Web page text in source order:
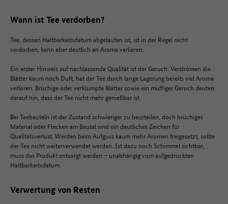
Wann ist Tee verdorben?
Tee, dessen Haltbarkeitsdatum abgelaufen ist, ist in der Regel nicht
verdorben, kann aber deutlich an Aroma verlieren.
Ein erster Hinweis auf nachlassende Qualität ist der Geruch: Verströmen die
Blätter kaum noch Duft, hat der Tee durch lange Lagerung bereits viel Aroma
verloren. Brüchige oder verklumpte Blätter sowie ein muffiger Geruch deuten
darauf hin, dass der Tee nicht mehr genießbar ist.
Bei Teebeuteln ist der Zustand schwieriger zu beurteilen, doch brüchiges
Material oder Flecken am Beutel sind ein deutliches Zeichen für
Qualitätsverlust. Werden beim Aufguss kaum mehr Aromen freigesetzt, sollte
der Tee nicht weiterverwendet werden. Ist dazu noch Schimmel sichtbar,
muss das Produkt entsorgt werden – unabhängig vom aufgedruckten
Haltbarkeitsdatum.
Verwertung von Resten